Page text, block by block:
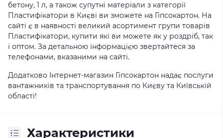
бетону, 1 л, а також супутні матеріали з категорії
Пластифікатори в Києві ви зможете на Гіпсокартон. На
сайті є в наявності великий асортимент групи товарів
Пластифікатори, купити які ви можете як у роздріб, так
і оптом. За детальною інформацією звертайтеся за
телефонами, вказаними на сайті.
Додатково Інтернет-магазин Гіпсокартон надає послуги
вантажників та транспортування по Києву та Київській
області!
Характеристики